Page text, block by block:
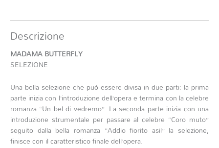
Descrizione
MADAMA BUTTERFLY
SELEZIONE
Una bella selezione che può essere divisa in due parti: la prima
parte inizia con l’introduzione dell’opera e termina con la celebre
romanza “Un bel di vedremo”. La seconda parte inizia con una
introduzione strumentale per passare al celebre “Coro muto”
seguito dalla bella romanza “Addio fiorito asil” la selezione,
finisce con il caratteristico finale dell’opera.